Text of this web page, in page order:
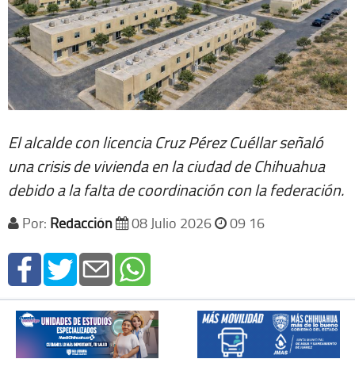
El alcalde con licencia Cruz Pérez Cuéllar señaló
una crisis de vivienda en la ciudad de Chihuahua
debido a la falta de coordinación con la federación.
Por: Redacción 08 Julio 2026 09 16